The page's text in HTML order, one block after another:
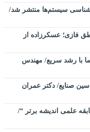
سیستم‌ها منتشر شد/
فازی؛ عسکرزاده از
با رشد سریع/ مهندس
صنایع/ دکتر عمران
علمی اندیشه برتر “/